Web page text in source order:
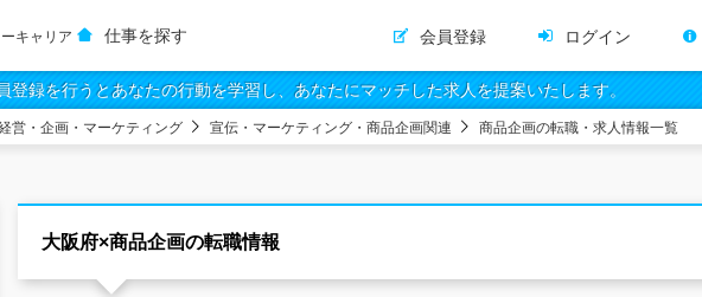
キャリア 仕事を探す 会員登録 ログイン
登録を行うとあなたの行動を学習し、あなたにマッチした求人を提案いたします。
営・企画・マーケティング 宣伝・マーケティング・商品企画関連 商品企画の転職・求人情報一覧
大阪府×商品企画の転職情報